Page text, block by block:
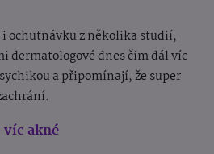
i ochutnávku z několika studií,
dermatologové dnes čím dál víc
a připomínají, že super
víc akné